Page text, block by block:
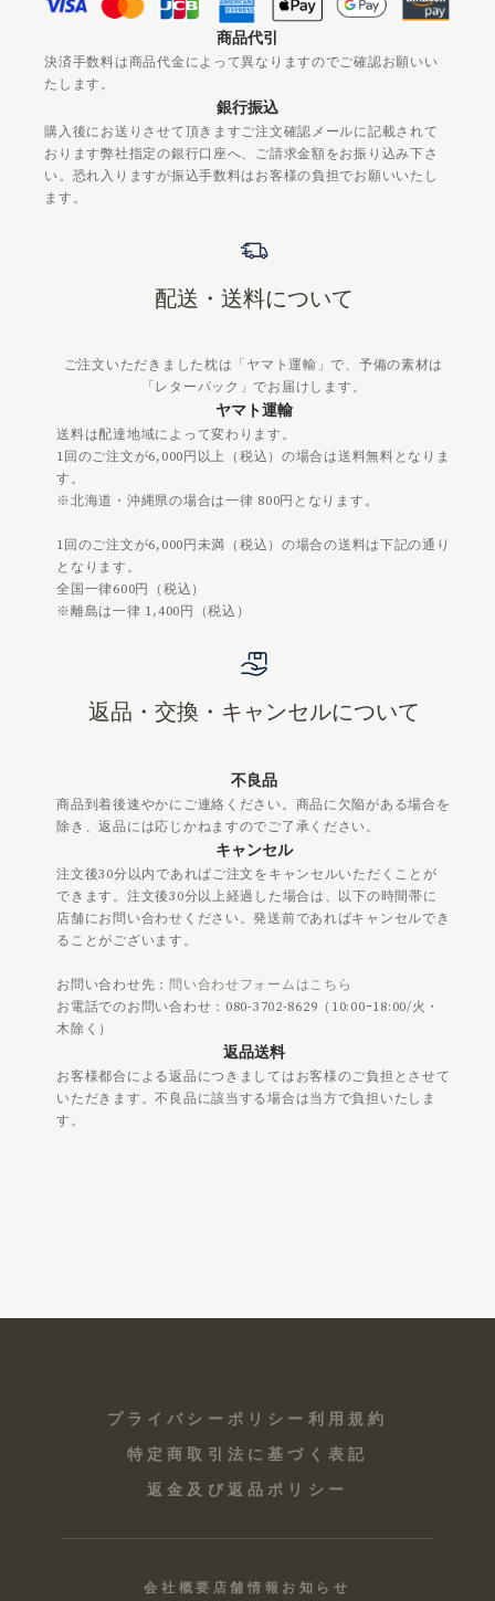
商品代引
決済手数料は商品代金によって異なりますのでご確認お願いい
たします。
銀行振込
購入後にお送りさせて頂きますご注文確認メールに記載されて
おります弊社指定の銀行口座へ、ご請求金額をお振り込み下さ
い。恐れ入りますが振込手数料はお客様の負担でお願いいたし
ます。
配送・送料について
ご注文いただきました枕は「ヤマト運輸」で、予備の素材は
「レターパック」でお届けします。
ヤマト運輸
送料は配達地域によって変わります。
1回のご注文が6,000円以上（税込）の場合は送料無料となりま
す。
※北海道・沖縄県の場合は一律 800円となります。
1回のご注文が6,000円未満（税込）の場合の送料は下記の通り
となります。
全国一律600円（税込）
※離島は一律 1,400円（税込）
返品・交換・キャンセルについて
不良品
商品到着後速やかにご連絡ください。商品に欠陥がある場合を
除き、返品には応じかねますのでご了承ください。
キャンセル
注文後30分以内であればご注文をキャンセルいただくことが
できます。注文後30分以上経過した場合は、以下の時間帯に
店舗にお問い合わせください。発送前であればキャンセルでき
ることがございます。
お問い合わせ先： 問い合わせフォームはこちら
お電話でのお問い合わせ：080-3702-8629（10:00ｰ18:00/火・
木除く）
返品送料
お客様都合による返品につきましてはお客様のご負担とさせて
いただきます。不良品に該当する場合は当方で負担いたしま
す。
プライバシーポリシー 利用規約
特定商取引法に基づく表記
返金及び返品ポリシー
会社概要 店舗情報 お知らせ